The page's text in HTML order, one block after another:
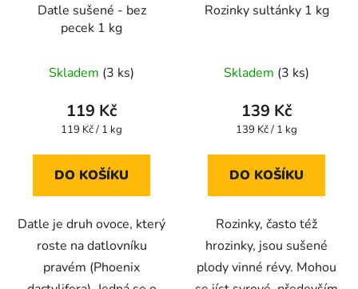
Datle sušené - bez
pecek 1 kg
hodnocení
produktu
je
z
Skladem (3 ks)
119 Kč
Měrná
119 Kč / 1 kg
DO KOŠÍKU
Datle je druh ovoce, který
roste na datlovníku
pravém (Phoenix
Rozinky sultánky 1 kg
hodnocení
produktu
je
z
Skladem (3 ks)
139 Kč
Měrná
139 Kč / 1 kg
DO KOŠÍKU
Rozinky, často též
hrozinky, jsou sušené
plody vinné révy. Mohou